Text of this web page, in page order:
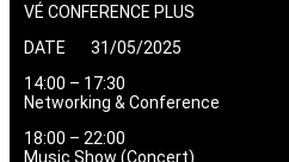
VÉ CONFERENCE PLUS
DATE 31/05/2025
14:00 – 17:30
Networking & Conference
18:00 – 22:00
Music Show (Concert)